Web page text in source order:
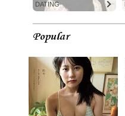
DATING
Popular